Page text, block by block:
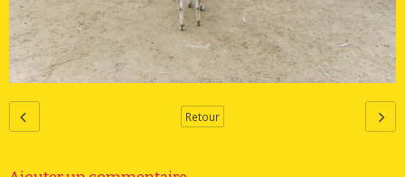
Retour